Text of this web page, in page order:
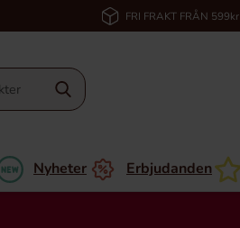
FRI FRAKT FRÅN 599kr
Nyheter Erbjudanden